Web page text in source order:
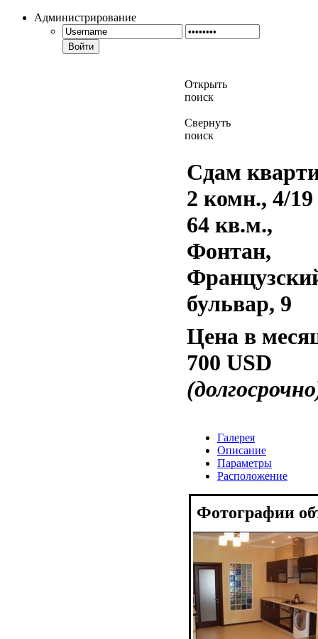
Администрирование
Войти
Открыть
поиск
Свернуть
поиск
Сдам
2 комн., 4/19
64 кв.м.,
Фонтан,
бульвар, 9
Цена в
700 USD
Галерея
Описание
Параметры
Расположение
Фотографии